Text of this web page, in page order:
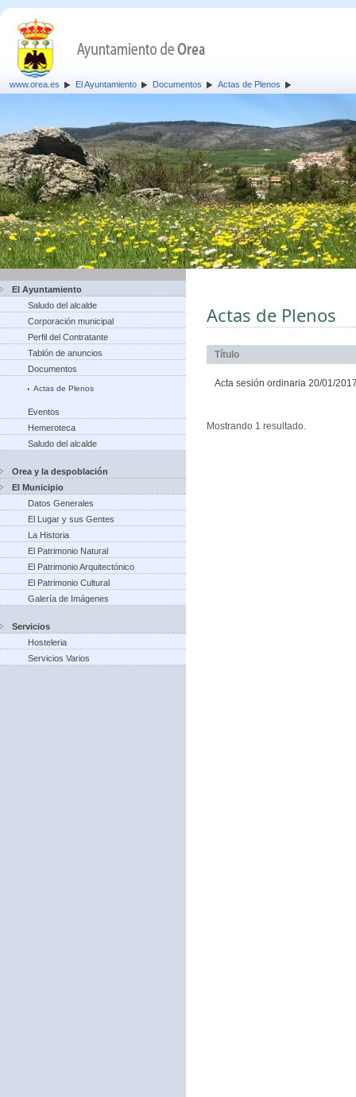
www.orea.es El Ayuntamiento Documentos Actas de Plenos
El Ayuntamiento
Saludo del alcalde
Corporación municipal
Perfil del Contratante
Tablón de anuncios
Documentos
Actas de Plenos
Eventos
Hemeroteca
Saludo del alcalde
Orea y la despoblación
El Municipio
Datos Generales
El Lugar y sus Gentes
La Historia
El Patrimonio Natural
El Patrimonio Arquitectónico
El Patrimonio Cultural
Galería de Imágenes
Servicios
Hosteleria
Servicios Varios
Actas de Plenos
Título
Acta sesión ordinaria 20/01/
Mostrando 1 resultado.